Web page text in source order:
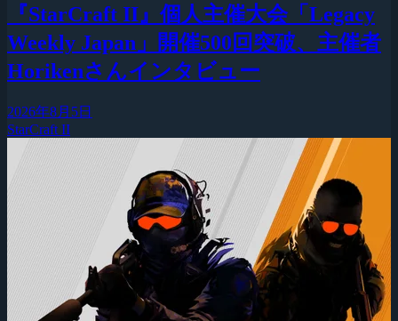
『StarCraft II』個人主催大会「Legacy
Weekly Japan」開催500回突破、主催者
Horikenさんインタビュー
2026年8月5日
StarCraft II